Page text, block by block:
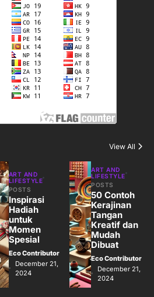
Emas Hari Ini: Panduan untuk
dan Investasi
Menulis: Peluang Bisnis Kreatif
Desain: Peluang Usaha Kreatif
Digital
View All
ART AND
LIFESTYLE
POSTS
Inspirasi
Hadiah
untuk
Momen
Spesial
Eco Contributor
December 21,
2024
ART AND
LIFESTYLE
POSTS
50 Contoh
Kerajinan
Tangan
Kreatif dan
Mudah
Dibuat
Eco Contributor
December 21,
2024